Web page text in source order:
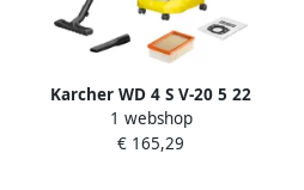
Karcher WD 4 S V-20 5 22
Nat- en droogstofzuiger
1.628-260.0
1 webshop
€ 165,29